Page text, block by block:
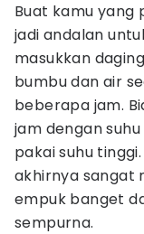
Buat kamu yang
jadi andalan
masukkan
bumbu dan air
beberapa jam.
jam dengan
pakai suhu
akhirnya sangat
empuk banget
sempurna.